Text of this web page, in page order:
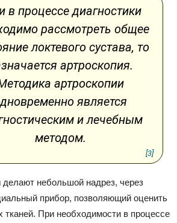
в процессе диагностики
рассмотреть общее
локтевого сустава, то
артроскопия.
артроскопии
является
и лечебным
методом.
[3]
делают небольшой надрез, через
прибор, позволяющий оценить
тканей. При необходимости в процессе